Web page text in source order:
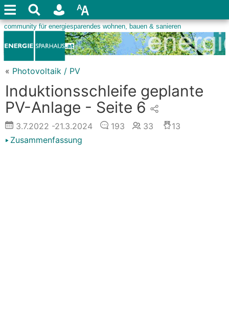
« Photovoltaik / PV
Induktionsschleife geplante
PV-Anlage - Seite 6
3.7.2022 -21.3.2024 193 33
13
Zusammenfassung